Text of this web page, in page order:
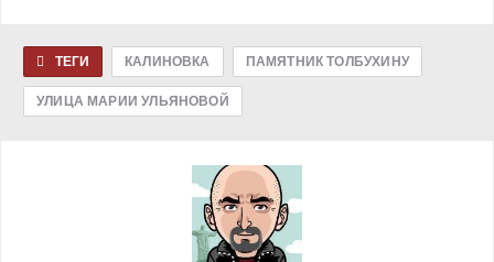
ТЕГИ КАЛИНОВКА ПАМЯТНИК ТОЛБУХИНУ
УЛИЦА МАРИИ УЛЬЯНОВОЙ